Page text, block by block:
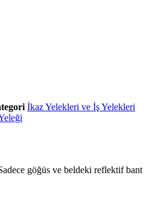
İkaz Yelekleri ve İş Yelekleri
göğüs ve beldeki reflektif bant